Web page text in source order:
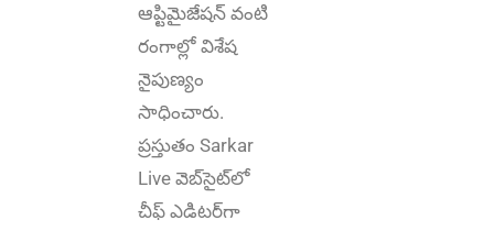
ఆప్టిమైజేషన్‌ వంటి
రంగాల్లో విశేష
నైపుణ్యం
సాధించారు.
ప్రస్తుతం Sarkar
Live వెబ్‌సైట్‌లో
చీఫ్ ఎడిటర్‌గా